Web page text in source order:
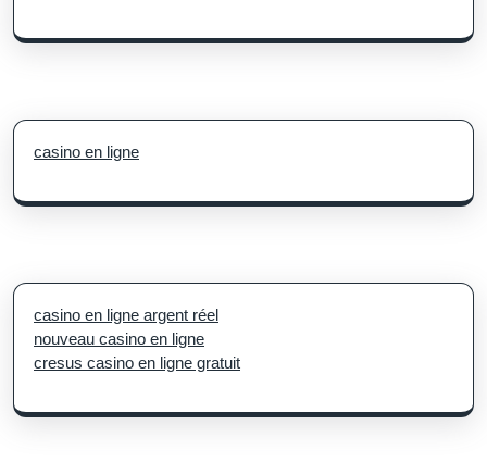
casino en ligne
casino en ligne argent réel
nouveau casino en ligne
cresus casino en ligne gratuit